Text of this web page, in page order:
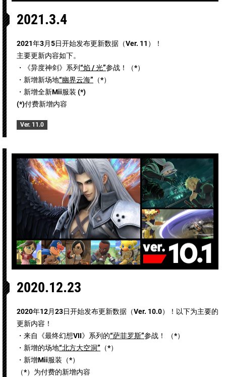
2021.3.4
2021年3月5日开始发布更新数据（Ver. 11）！
主要更新内容如下。
・《异度神剑》系列“焰 / 光”参战！（*）
・新增新场地“幽界云海” （*）
・新增全新Mii服装 (*)
(*)付费新增内容
Ver. 11.0
2020.12.23
2020年12月23日开始发布更新数据（Ver. 10.0）！以下为主要的
更新内容！
・来自《最终幻想VII》系列的“萨菲罗斯”参战！ （*）
・新增的场地“北方大空洞” （*）
・新增Mii服装（*）
（*）为付费的新增内容